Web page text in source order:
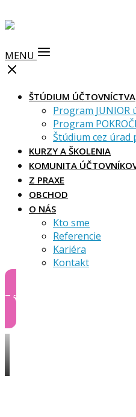
MENU
ŠTÚDIUM ÚČTOVNÍCTVA
Program JUNIOR
Program
Štúdium cez úrad
KURZY A ŠKOLENIA
KOMUNITA
Z PRAXE
OBCHOD
O NÁS
Kto sme
Referencie
Kariéra
Kontakt
Zóna klienta